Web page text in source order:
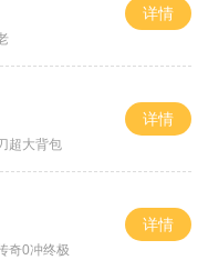
详情
超大背包
详情
奇0冲终极
详情